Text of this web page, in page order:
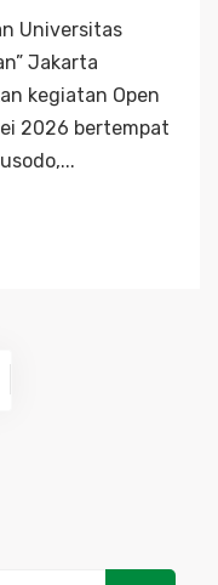
Universitas
Jakarta
kegiatan Open
2026 bertempat